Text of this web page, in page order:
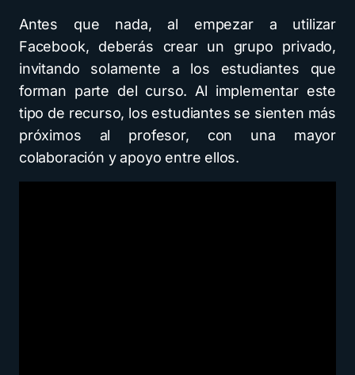
Antes que nada, al empezar a utilizar
Facebook, deberás crear un grupo privado,
invitando solamente a los estudiantes que
forman parte del curso. Al implementar este
tipo de recurso, los estudiantes se sienten más
próximos al profesor, con una mayor
colaboración y apoyo entre ellos.